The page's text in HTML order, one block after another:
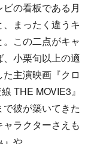
の看板である月
まったく違うキ
この二点がキャ
小栗旬以上の適
主演映画『クロ
THE MOVIE3』
彼が築いてきた
ラクターさえも